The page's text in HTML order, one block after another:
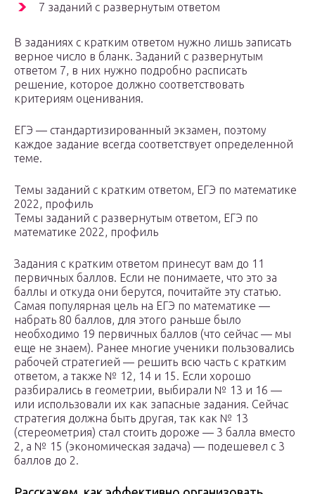
7 заданий с развернутым ответом
В заданиях с кратким ответом нужно лишь записать
верное число в бланк. Заданий с развернутым
ответом 7, в них нужно подробно расписать
решение, которое должно соответствовать
критериям оценивания.
ЕГЭ — стандартизированный экзамен, поэтому
каждое задание всегда соответствует определенной
теме.
Темы заданий с кратким ответом, ЕГЭ по математике
2022, профиль
Темы заданий с развернутым ответом, ЕГЭ по
математике 2022, профиль
Задания с кратким ответом принесут вам до 11
первичных баллов. Если не понимаете, что это за
баллы и откуда они берутся, почитайте эту статью.
Самая популярная цель на ЕГЭ по математике —
набрать 80 баллов, для этого раньше было
необходимо 19 первичных баллов (что сейчас — мы
еще не знаем). Ранее многие ученики пользовались
рабочей стратегией — решить всю часть с кратким
ответом, а также № 12, 14 и 15. Если хорошо
разбирались в геометрии, выбирали № 13 и 16 —
или использовали их как запасные задания. Сейчас
стратегия должна быть другая, так как № 13
(стереометрия) стал стоить дороже — 3 балла вместо
2, а № 15 (экономическая задача) — подешевел с 3
баллов до 2.